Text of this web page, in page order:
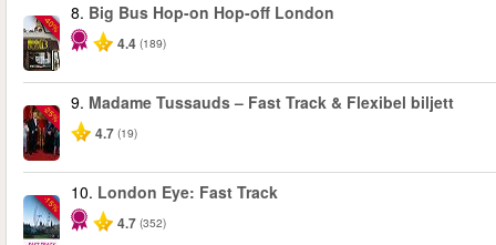
-40%
8. Big Bus Hop-on Hop-off London
4.4 (189)
-25%
9. Madame Tussauds – Fast Track & Flexibel biljett
4.7 (19)
-15%
10. London Eye: Fast Track
4.7 (352)